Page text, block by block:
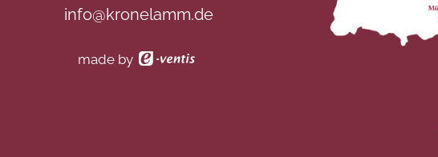
info@kronelamm.de
made by